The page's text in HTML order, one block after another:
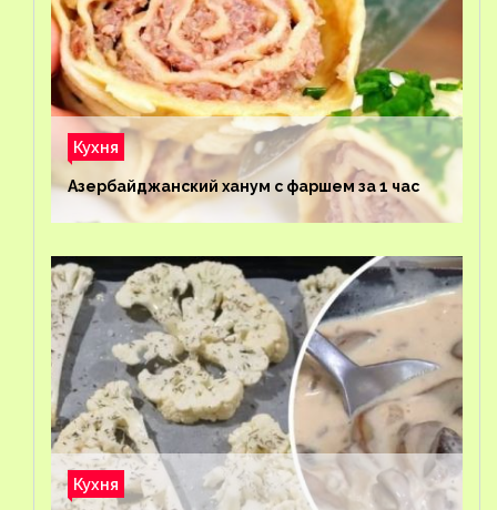
Кухня
Азербайджанский ханум с фаршем за 1 час
Кухня